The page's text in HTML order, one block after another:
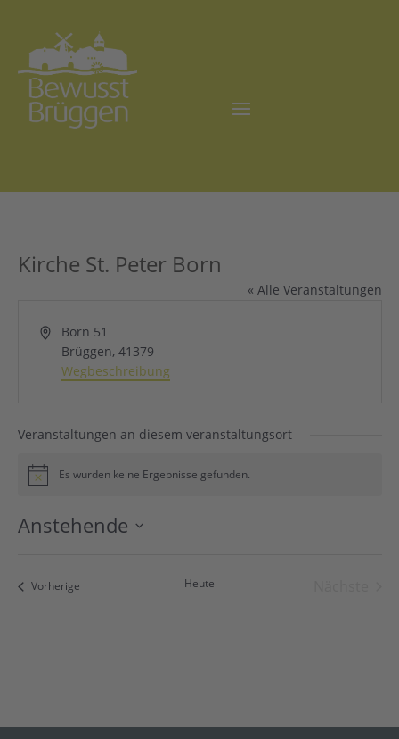
Kirche St. Peter Born
« Alle Veranstaltungen
Adresse
Born 51
Brüggen, 41379
Wegbeschreibung
Veranstaltungen an diesem veranstaltungsort
HinweisEs wurden keine Ergebnisse gefunden.
Anstehende
VorherigeVeranstaltungen Heute